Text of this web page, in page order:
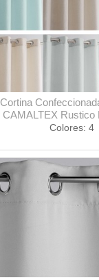
Cortina
CAMALTEX Rustico
Colores: 4